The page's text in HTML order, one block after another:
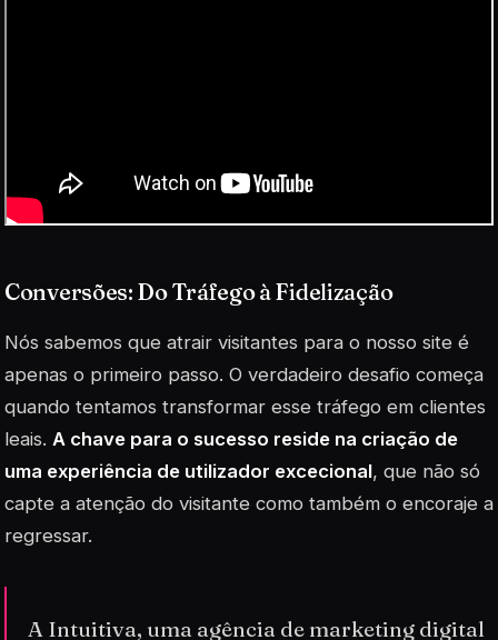
Conversões: Do Tráfego à Fidelização
Nós sabemos que atrair visitantes para o nosso site é
apenas o primeiro passo. O verdadeiro desafio começa
quando tentamos transformar esse tráfego em clientes
leais. A chave para o sucesso reside na criação de
uma experiência de utilizador excecional, que não só
capte a atenção do visitante como também o encoraje a
regressar.
A Intuitiva, uma agência de marketing digital